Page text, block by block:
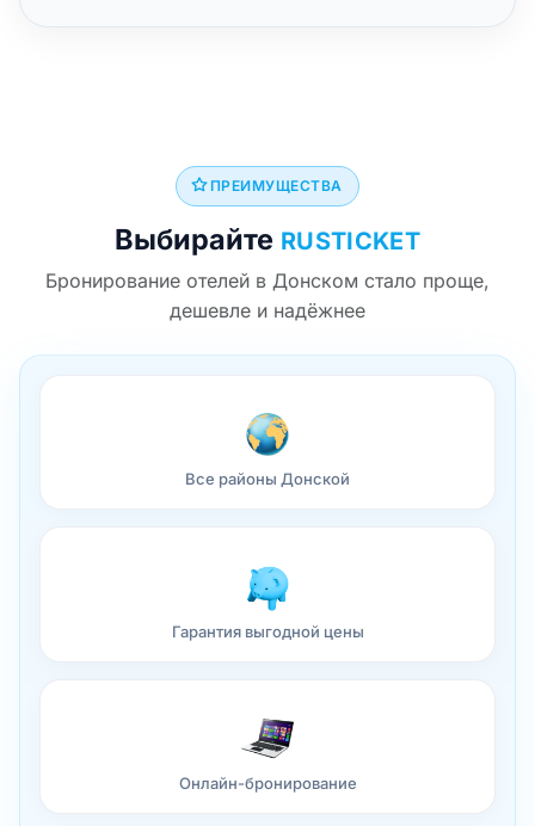
ПРЕИМУЩЕСТВА
Выбирайте RUSTICKET
Бронирование отелей в Донском стало проще,
дешевле и надёжнее
Все районы Донской
Гарантия выгодной цены
Онлайн-бронирование